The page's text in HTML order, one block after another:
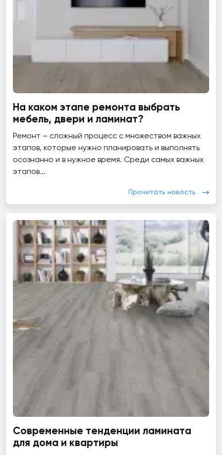
На каком этапе ремонта выбрать
мебель, двери и ламинат?
Ремонт – сложный процесс с множеством важных
этапов, которые нужно планировать и выполнять
осознанно и в нужное время. Среди самых важных
этапов...
Прочитать новость
Современные тенденции ламината
для дома и квартиры